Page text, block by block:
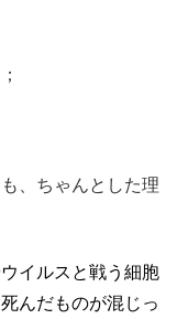
、ちゃんとした理
イルスと戦う細胞
んだものが混じっ